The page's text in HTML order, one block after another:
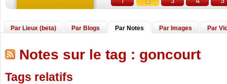
Par Lieux (beta) Par Blogs Par Notes Par Images Par
Notes sur le tag : goncourt
Tags relatifs